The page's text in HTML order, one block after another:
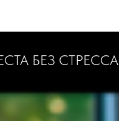
БЕЗ СТРЕССА